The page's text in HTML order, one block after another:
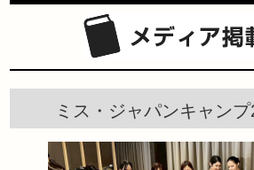
ミス・ジャパンキャン